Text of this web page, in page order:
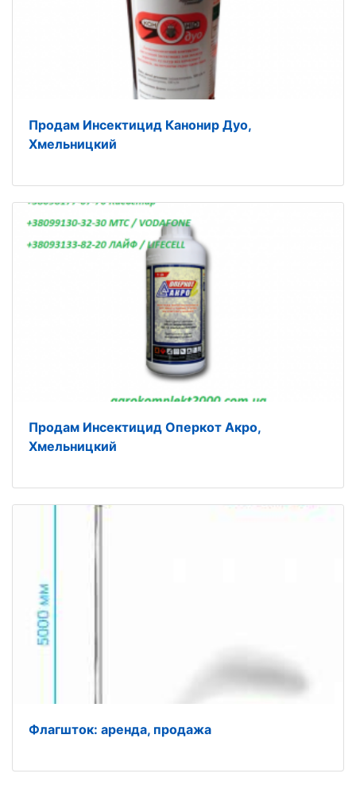
Продам Инсектицид Канонир Дуо,
Хмельницкий
Продам Инсектицид Оперкот Акро,
Хмельницкий
Флагшток: аренда, продажа